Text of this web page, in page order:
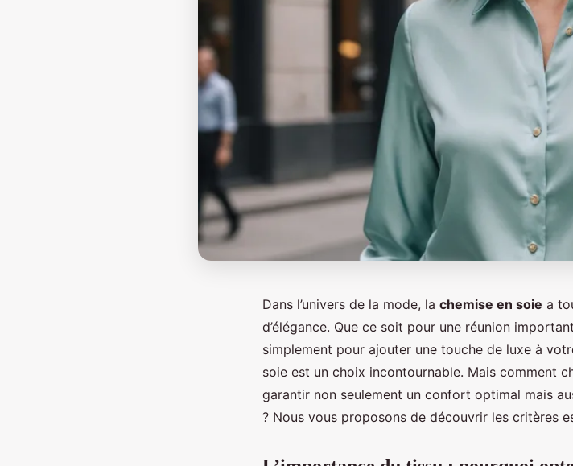
Dans l’univers de la mode, la chemise en soie a
d’élégance. Que ce soit pour une réunion
simplement pour ajouter une touche de luxe à
soie est un choix incontournable. Mais comment
garantir non seulement un confort optimal mais
? Nous vous proposons de découvrir les critères